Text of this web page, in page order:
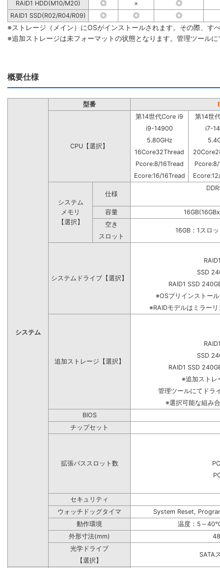
RAID1 HDD(M10/M20) ◎ ×
◎
RAID1 SSD(R02/R04/R09)
◎ ◎ ◎
※ストレージ（メイン）にOSがインストールされます。その際、す
※追加ストレージは未フォーマットの状態となります。管理ツール
概要仕様
システム
型番
CPU【選択】
第14世代Core i9
第14世
i9-14900
i7-
5.80GHz
16Core32Thread
Pcore:8/16Tread
Ecore:16/16Tread
システム
メモリ
【選択】
仕様
容量
空き
16GB：1スロ
スロット
システムドライブ【選択】
SSD
RAID1 SSD
※OSプリインストー
※RAIDモデルはミラー
追加ストレージ【選択】
SSD
RAID1 SSD
※追加ストレ
管理ツールにてドラ
※選択可能な組み
BIOS
チップセット
拡張バススロット数
セキュリティ
ウォッチドッグタイマ
System Reset,
動作環境
温度：5～
外形寸法(mm)
光学ドライブ
SATA
【選択】